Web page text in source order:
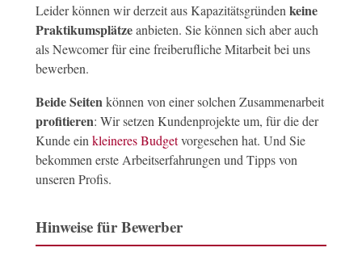
Leider können wir derzeit aus Kapazitätsgründen keine
Praktikumsplätzeanbieten. Sie können sich aber auch
als Newcomer für eine freiberufliche Mitarbeit bei uns
bewerben.
Beide Seiten können von einer solchen Zusammenarbeit
profitieren: Wir setzen Kundenprojekte um, für die der
Kunde ein kleineres Budgetvorgesehen hat. Und Sie
bekommen erste Arbeitserfahrungen und Tipps von
unseren Profis.
Hinweise für Bewerber